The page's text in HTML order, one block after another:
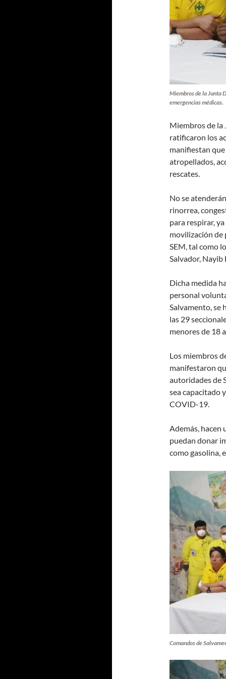
Miembros de la Junta
emergencias médicas.
Miembros de la
ratificaron los
manifiestan
atropellados,
rescates.
No se
rinorrea,
para respirar,
movilización de
SEM, tal como
Salvador, Nayib
Dicha medida
personal
Salvamento, se
las 29
menores de 18
Los miembros
manifestaron
autoridades de
sea capacitado
COVID-19.
Además, hacen
puedan donar
como gasolina,
Comandos de